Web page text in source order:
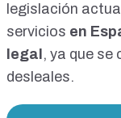
legislación
servicios en
legal , ya que
desleales.